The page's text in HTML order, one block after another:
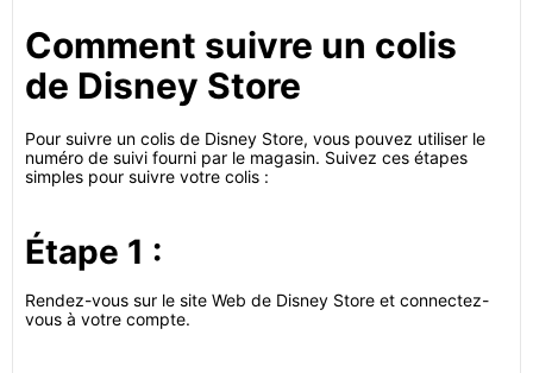
Comment suivre un colis
de Disney Store
Pour suivre un colis de Disney Store, vous pouvez utiliser le
numéro de suivi fourni par le magasin. Suivez ces étapes
simples pour suivre votre colis :
Étape 1 :
Rendez-vous sur le site Web de Disney Store et connectez-
vous à votre compte.